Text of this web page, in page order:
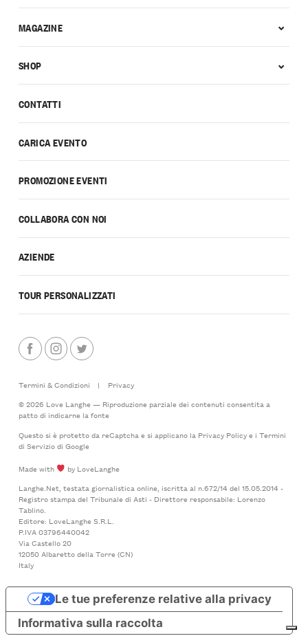
CONTATTI
CARICA EVENTO
PROMOZIONE EVENTI
COLLABORA CON NOI
AZIENDE
TOUR PERSONALIZZATI
MAGAZINE
SHOP
Termini & Condizioni |
Privacy
© 2026 Love Langhe — Riproduzione parziale dei contenuti consentita a
patto di indicarne la fonte
Questo si è protetto da reCaptcha e si applicano la Privacy Policye i Termini
di Serviziodi Google
Made with
by LoveLanghe
Langhe.Net, testata giornalistica online, iscritta al n.672/14 del 15.05.2014 -
Registro stampa del Tribunale di Asti - Direttore responsabile: Lorenzo
Tablino.
Editore: LoveLanghe S.R.L.
P.IVA 03796440042
Via Castello 20
12050 Albaretto della Torre (CN)
Italy
Informativa sulla raccolta
Le tue preferenze relative alla privacy